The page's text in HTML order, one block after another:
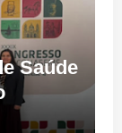
Saúde